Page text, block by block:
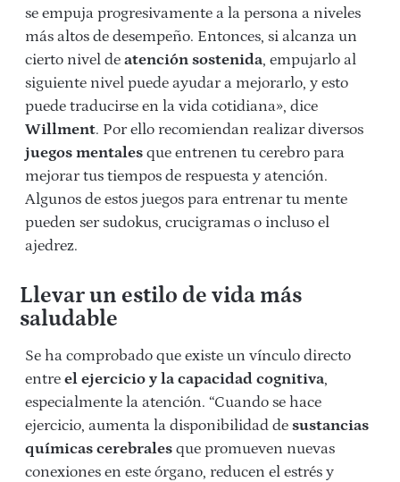
se empuja progresivamente a la persona a niveles
más altos de desempeño. Entonces, si alcanza un
cierto nivel de atención sostenida, empujarlo al
siguiente nivel puede ayudar a mejorarlo, y esto
puede traducirse en la vida cotidiana», dice
Willment. Por ello recomiendan realizar diversos
juegos mentales que entrenen tu cerebro para
mejorar tus tiempos de respuesta y atención.
Algunos de estos juegos para entrenar tu mente
pueden ser sudokus, crucigramas o incluso el
ajedrez.
Llevar un estilo de vida más
saludable
Se ha comprobado que existe un vínculo directo
entre el ejercicio y la capacidad cognitiva,
especialmente la atención. “Cuando se hace
ejercicio, aumenta la disponibilidad de sustancias
químicas cerebrales que promueven nuevas
conexiones en este órgano, reducen el estrés y